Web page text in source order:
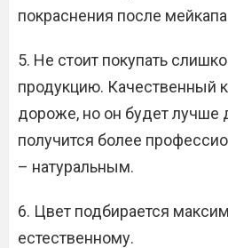
покраснения после
5. Не стоит покупать
продукцию. Качественный
дороже, но он будет лучше
получится более
– натуральным.
6. Цвет подбирается
естественному.